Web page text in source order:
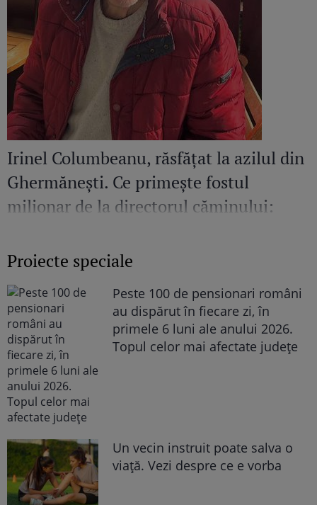
Irinel Columbeanu, răsfățat la azilul din
Ghermănești. Ce primește fostul
milionar de la directorul căminului:
Proiecte speciale
Peste 100 de pensionari români
au dispărut în fiecare zi, în
primele 6 luni ale anului 2026.
Topul celor mai afectate județe
Un vecin instruit poate salva o
viață. Vezi despre ce e vorba